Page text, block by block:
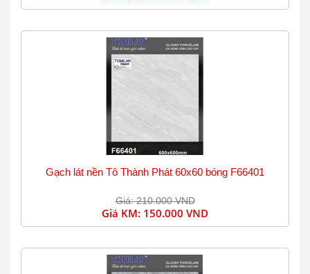
Gạch lát nền Tô Thành Phát 60x60 bóng F66401
Giá: 210.000 VND
Giá KM: 150.000 VND